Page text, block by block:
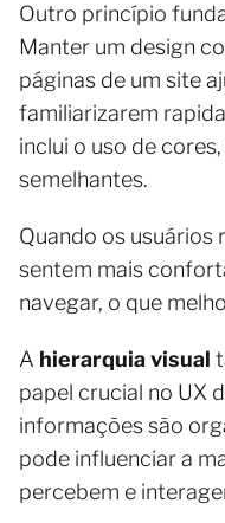
Outro princípio
Manter um design
páginas de um site
familiarizarem
inclui o uso de
semelhantes.
Quando os usuários
sentem mais
navegar, o que
A hierarquia visual
papel crucial no UX
informações são
pode influenciar a
percebem e